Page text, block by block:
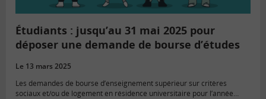
Étudiants : jusqu’au 31 mai 2025 pour
déposer une demande de bourse d’études
Le 13 mars 2025
Les demandes de bourse d’enseignement supérieur sur critères
sociaux et/ou de logement en résidence universitaire pour l’année